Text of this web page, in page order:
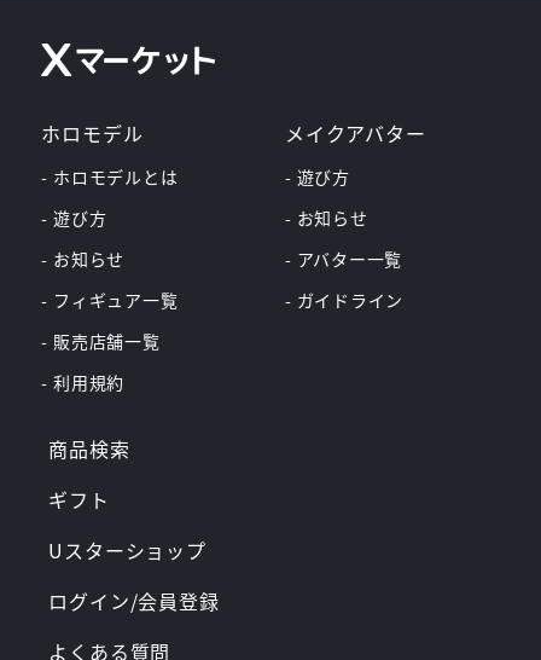
ホロモデル
- ホロモデルとは
- 遊び方
- お知らせ
- フィギュア一覧
- 販売店舗一覧
- 利用規約
メイクアバター
- 遊び方
- お知らせ
- アバター一覧
- ガイドライン
商品検索
ギフト
Uスターショップ
ログイン/会員登録
よくある質問